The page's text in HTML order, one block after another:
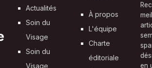
Actualités
Soin du
Visage
Soin du
Visage
À propos
L'équipe
Charte
éditoriale
en